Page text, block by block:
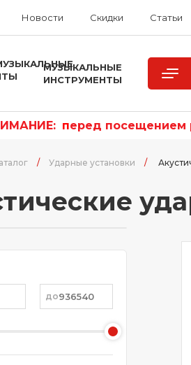
Новости Скидки Статьи
МУЗЫКАЛЬНЫЕ
ИНСТРУМЕНТЫ
перед посещением
/ Ударные установки /